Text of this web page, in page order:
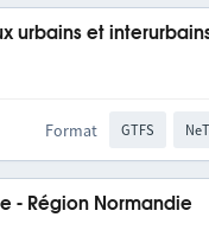
urbains et
Format GTFS
- Région Normandie